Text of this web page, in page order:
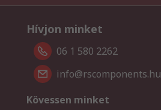
Hívjon minket
06 1 580 2262
info@rscomponents.hu
Kövessen minket